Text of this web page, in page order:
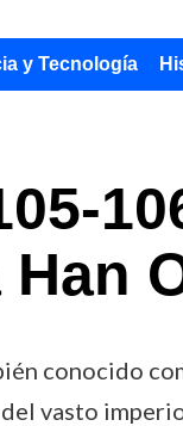
y Tecnología
conocido
vasto